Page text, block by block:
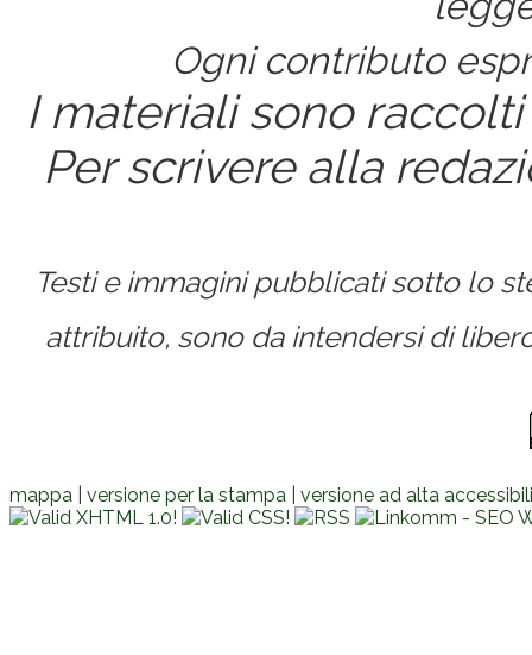
Ogni contributo
I materiali sono
Per scrivere alla
Testi e immagini pubblicati sotto lo
attribuito, sono da intendersi di
mappa versione per la stampa versione ad alta